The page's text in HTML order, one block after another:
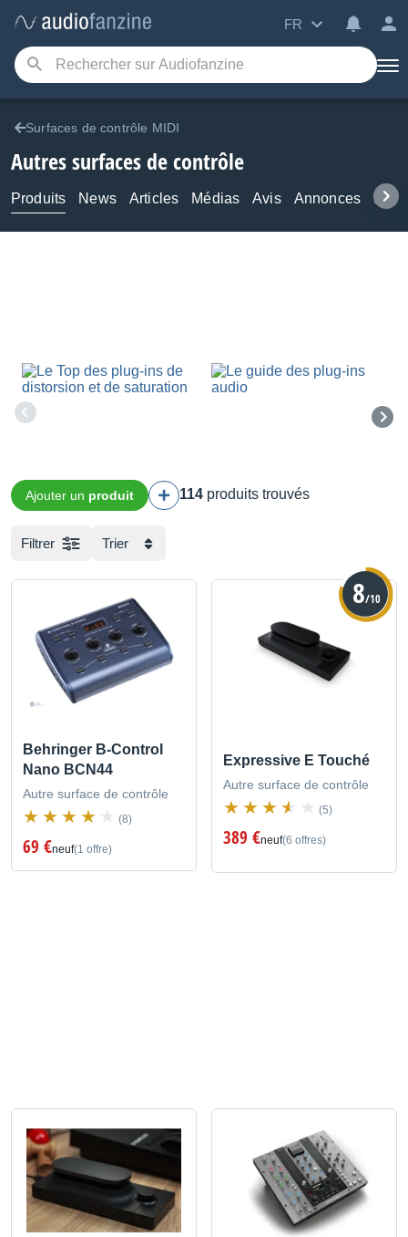
FR
Surfaces de contrôle MIDI
Autres surfaces de contrôle
Produits News Articles Médias Avis Annonces
Ajouter un produit 114 produits trouvés
Filtrer Trier
Behringer B-Control
Nano BCN44
Autre surface de contrôle
(8)
69 €neuf(1 offre)
8/10
Expressive E Touché
Autre surface de contrôle
(5)
389 €neuf(6 offres)